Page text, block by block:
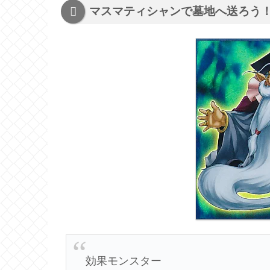
マスマティシャンで墓地へ送ろう
効果モンスター